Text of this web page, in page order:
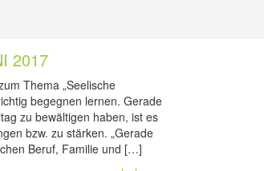
2017
Thema „Seelische
begegnen lernen. Gerade
zu bewältigen haben, ist es
bzw. zu stärken. „Gerade
Beruf, Familie und […]